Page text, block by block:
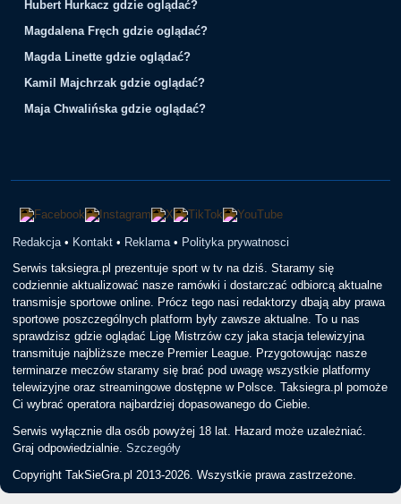
Hubert Hurkacz gdzie oglądać?
Magdalena Fręch gdzie oglądać?
Magda Linette gdzie oglądać?
Kamil Majchrzak gdzie oglądać?
Maja Chwalińska gdzie oglądać?
Redakcja • Kontakt • Reklama • Polityka prywatnosci
Serwis taksiegra.pl prezentuje sport w tv na dziś. Staramy się
codziennie aktualizować nasze ramówki i dostarczać odbiorcą aktualne
transmisje sportowe online. Prócz tego nasi redaktorzy dbają aby prawa
sportowe poszczególnych platform były zawsze aktualne. To u nas
sprawdzisz gdzie oglądać Ligę Mistrzów czy jaka stacja telewizyjna
transmituje najbliższe mecze Premier League. Przygotowując nasze
terminarze meczów staramy się brać pod uwagę wszystkie platformy
telewizyjne oraz streamingowe dostępne w Polsce. Taksiegra.pl pomoże
Ci wybrać operatora najbardziej dopasowanego do Ciebie.
Serwis wyłącznie dla osób powyżej 18 lat. Hazard może uzależniać.
Graj odpowiedzialnie.Szczegóły
Copyright TakSieGra.pl 2013-2026. Wszystkie prawa zastrzeżone.